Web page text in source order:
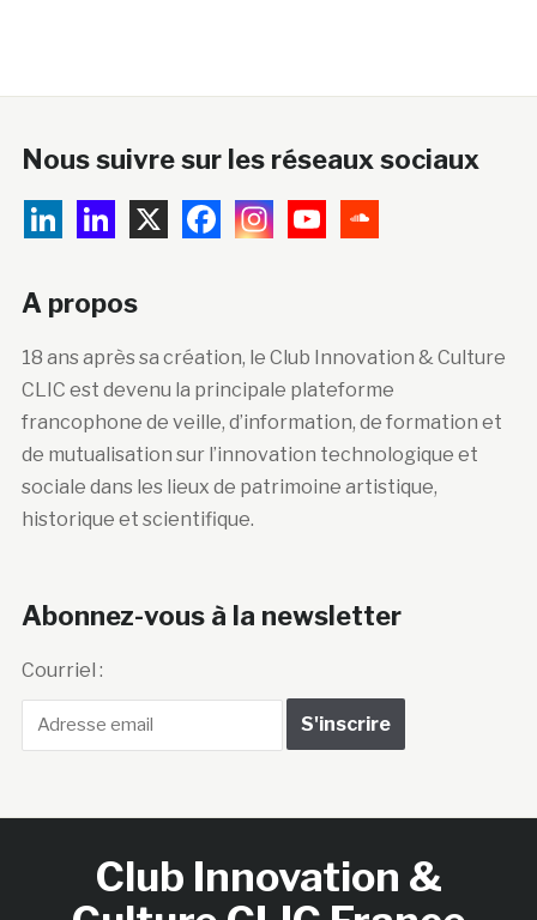
A propos
CLIC est devenu la principale plateforme
francophone de veille, d’information, de formation et
de mutualisation sur l’innovation technologique et
sociale dans les lieux de patrimoine artistique,
historique et scientifique.
Culture CLIC France
Accueil BIENVENUE ! LE CLUB MEMBRES RNCI